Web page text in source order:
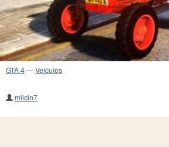
GTA 4—Veículos
milcin7